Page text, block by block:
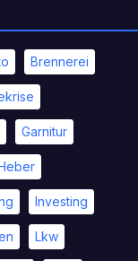
Brennerei
Garnitur
Investing
Lkw